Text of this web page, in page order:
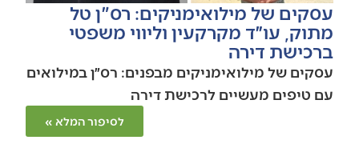
עסקים של מילואימניקים: רס"ן טל
מתוק, עו״ד מקרקעין וליווי משפטי
ברכישת דירה
עסקים של מילואימניקים מבפנים: רס״ן במילואים
עם טיפים מעשיים לרכישת דירה
לסיפור המלא »